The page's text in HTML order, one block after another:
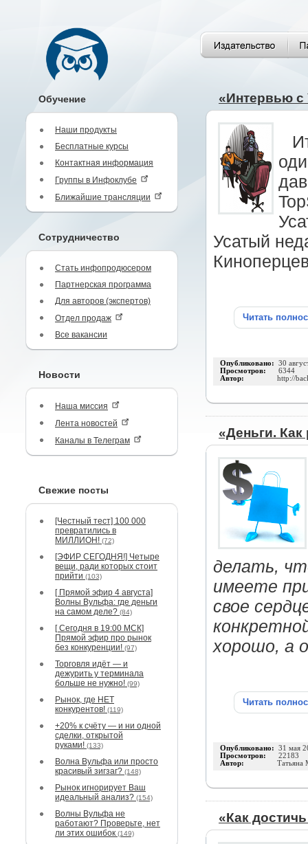
Обучение
Наши продукты
Бесплатные курсы
Контактная информация
Группы в Инфоклубе
Ближайшие трансляции
Сотрудничество
Стать инфопродюсером
Партнерская программа
Для авторов (экспертов)
Отдел продаж
Все вакансии
Новости
Наша миссия
Лента новостей
Каналы в Телеграм
Свежие посты
[Честный тест] 100 000
превратились в
МИЛЛИОН! (72)
[ЭФИР СЕГОДНЯ!] Четыре
вещи, ради которых стоит
прийти (103)
[ Прямой эфир 4 августа]
Волны Вульфа: где деньги
на самом деле? (84)
[ Сегодня в 19:00 МСК]
Прямой эфир про рынок
без конкуренции! (97)
Торговля идёт — и
дежурить у терминала
больше не нужно! (99)
Рынок, где НЕТ
конкурентов! (119)
+20% к счёту — и ни одной
сделки, открытой
руками! (133)
Волна Вульфа или просто
красивый зигзаг? (148)
Рынок игнорирует Ваш
идеальный анализ? (154)
Волны Вульфа не
работают? Проверьте, нет
ли этих ошибок (149)
«Интервью с
Усатый
Читать
Опубликовано: 30
Просмотров: 6344
Автор: http://
«Деньги. Как
делать,
имеете
свое
хорошо, а
Читать
Опубликовано: 31 мая
Просмотров: 22183
Автор: Татьяна
«Как